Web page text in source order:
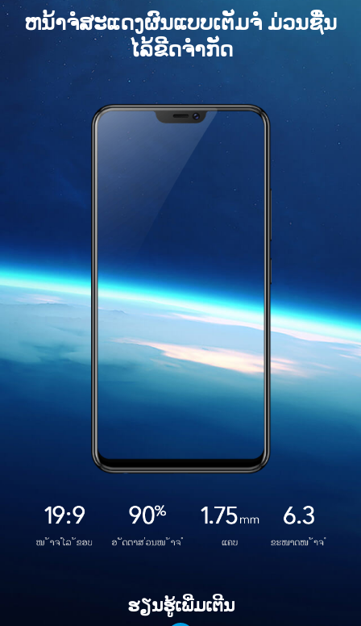
ຫນ້າຈໍສະແດງຜົນແບບເຕັມຈໍ ມ່ວນຊື່ນ
ໄລ້ຂີດຈຳກັດ
ຮຽນຮູ້ເພີ່ມເຕີນ